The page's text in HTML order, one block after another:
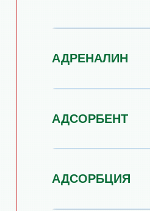
АДРЕНАЛИН
АДСОРБЕНТ
АДСОРБЦИЯ